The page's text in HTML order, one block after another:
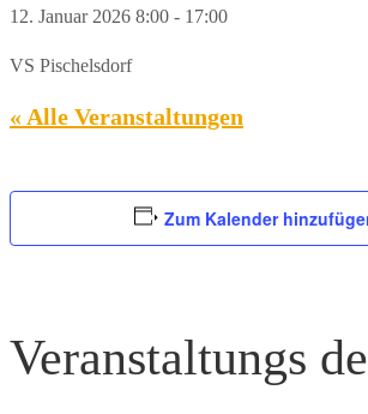
12. Januar 2026 8:00 - 17:00
VS Pischelsdorf
« Alle Veranstaltungen
Zum Kalender
Veranstaltungs